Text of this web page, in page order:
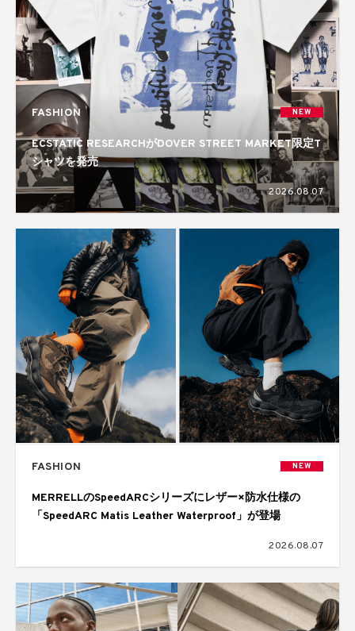
FASHION NEW
ECSTATIC RESEARCHがDOVER STREET MARKET限定T
シャツを発売
2026.08.07
FASHION NEW
MERRELLのSpeedARCシリーズにレザー×防水仕様の
「SpeedARC Matis Leather Waterproof」が登場
2026.08.07